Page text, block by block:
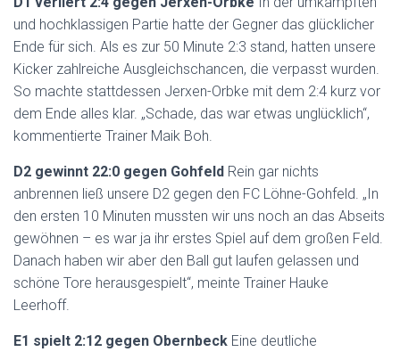
und hochklassigen Partie hatte der Gegner das glücklicher
Ende für sich. Als es zur 50 Minute 2:3 stand, hatten unsere
Kicker zahlreiche Ausgleichschancen, die verpasst wurden.
So machte stattdessen Jerxen-Orbke mit dem 2:4 kurz vor
dem Ende alles klar. „Schade, das war etwas unglücklich“,
kommentierte Trainer Maik Boh.
D2 gewinnt 22:0 gegen Gohfeld Rein gar nichts
anbrennen ließ unsere D2 gegen den FC Löhne-Gohfeld. „In
den ersten 10 Minuten mussten wir uns noch an das Abseits
gewöhnen – es war ja ihr erstes Spiel auf dem großen Feld.
Danach haben wir aber den Ball gut laufen gelassen und
schöne Tore herausgespielt“, meinte Trainer Hauke
Leerhoff.
E1 spielt 2:12 gegen Obernbeck Eine deutliche